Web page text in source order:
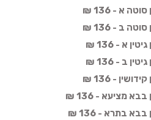
א - 136 ₪
ב - 136 ₪
א - 136 ₪
ב - 136 ₪
- 136 ₪
מציעא - 136 ₪
בתרא - 136 ₪